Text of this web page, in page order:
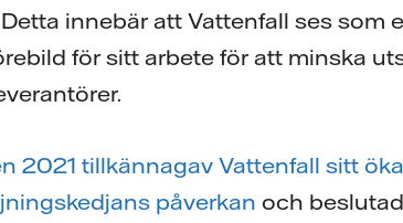
innebär att Vattenfall ses som
för sitt arbete för att minska
2021 tillkännagav Vattenfall sitt
påverkan och